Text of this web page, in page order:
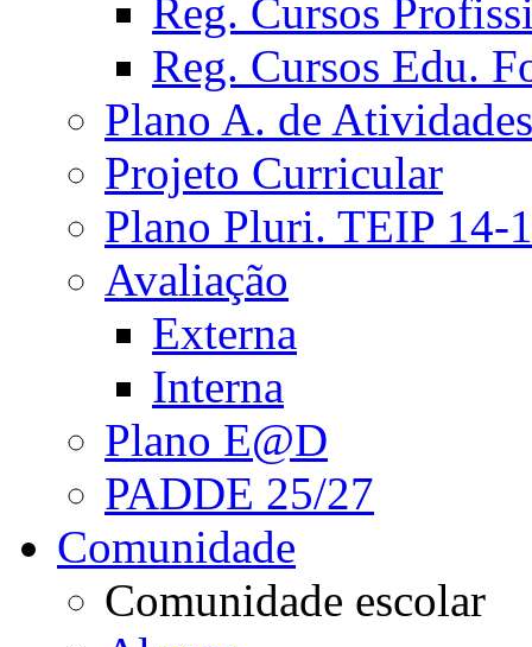
Reg. Cursos
Reg. Cursos Edu.
Plano A. de Atividades
Projeto Curricular
Plano Pluri. TEIP 14-
Avaliação
Externa
Interna
Plano E@D
PADDE 25/27
Comunidade
Comunidade escolar